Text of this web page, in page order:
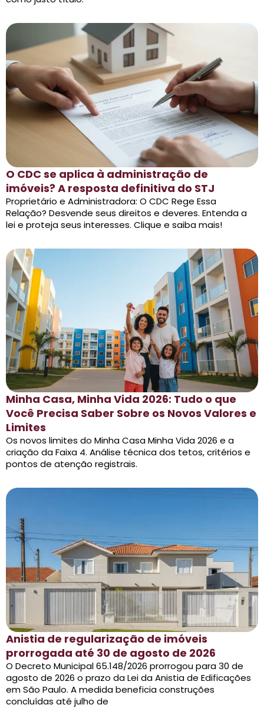
O CDC se aplica à administração de
imóveis? A resposta definitiva do STJ
Proprietário e Administradora: O CDC Rege Essa
Relação? Desvende seus direitos e deveres. Entenda a
lei e proteja seus interesses. Clique e saiba mais!
Minha Casa, Minha Vida 2026: Tudo o que
Você Precisa Saber Sobre os Novos Valores e
Limites
Os novos limites do Minha Casa Minha Vida 2026 e a
criação da Faixa 4. Análise técnica dos tetos, critérios e
pontos de atenção registrais.
Anistia de regularização de imóveis
prorrogada até 30 de agosto de 2026
O Decreto Municipal 65.148/2026 prorrogou para 30 de
agosto de 2026 o prazo da Lei da Anistia de Edificações
em São Paulo. A medida beneficia construções
concluídas até julho de